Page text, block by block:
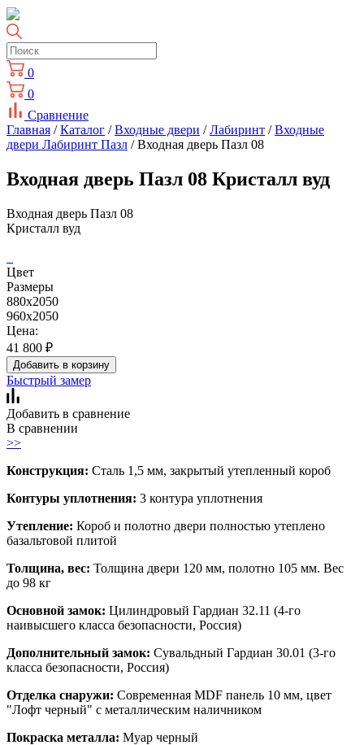
0
0
Сравнение
Главная /Каталог /Входные двери /Лабиринт /Входные
двери Лабиринт Пазл / Входная дверь Пазл 08
Входная дверь Пазл 08 Кристалл вуд
Входная дверь Пазл 08
Кристалл вуд
Цвет
Размеры
880х2050
960х2050
Цена:
41 800 ₽
Добавить в корзину
Быстрый замер
Добавить в сравнение
В сравнении
>>
Конструкция: Сталь 1,5 мм, закрытый утепленный короб
Контуры уплотнения: 3 контура уплотнения
Утепление: Короб и полотно двери полностью утеплено
базальтовой плитой
Толщина, вес: Толщина двери 120 мм, полотно 105 мм. Вес
до 98 кг
Основной замок: Цилиндровый Гардиан 32.11 (4-го
наивысшего класса безопасности, Россия)
Дополнительный замок: Сувальдный Гардиан 30.01 (3-го
класса безопасности, Россия)
Отделка снаружи: Современная MDF панель 10 мм, цвет
"Лофт черный" с металлическим наличником
Покраска металла: Муар черный